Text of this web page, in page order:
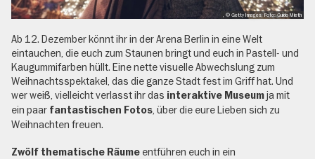
, © Getty Images, Foto: Guido Mieth
Ab 12. Dezember könnt ihr in der Arena Berlin in eine Welt
eintauchen, die euch zum Staunen bringt und euch in Pastell- und
Kaugummifarben hüllt. Eine nette visuelle Abwechslung zum
Weihnachtsspektakel, das die ganze Stadt fest im Griff hat. Und
wer weiß, vielleicht verlasst ihr das interaktive Museumja mit
ein paar fantastischen Fotos, über die eure Lieben sich zu
Weihnachten freuen.
Zwölf thematische Räume entführen euch in ein